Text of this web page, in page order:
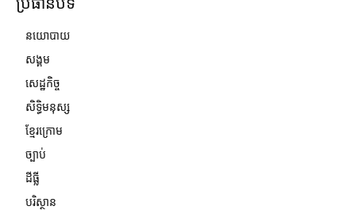
នយោបាយ
សង្គម
សេដ្ឋកិច្ច
សិទ្ធិមនុស្ស
ខ្មែរក្រោម
ច្បាប់
ដីធ្លី
បរិស្ថាន